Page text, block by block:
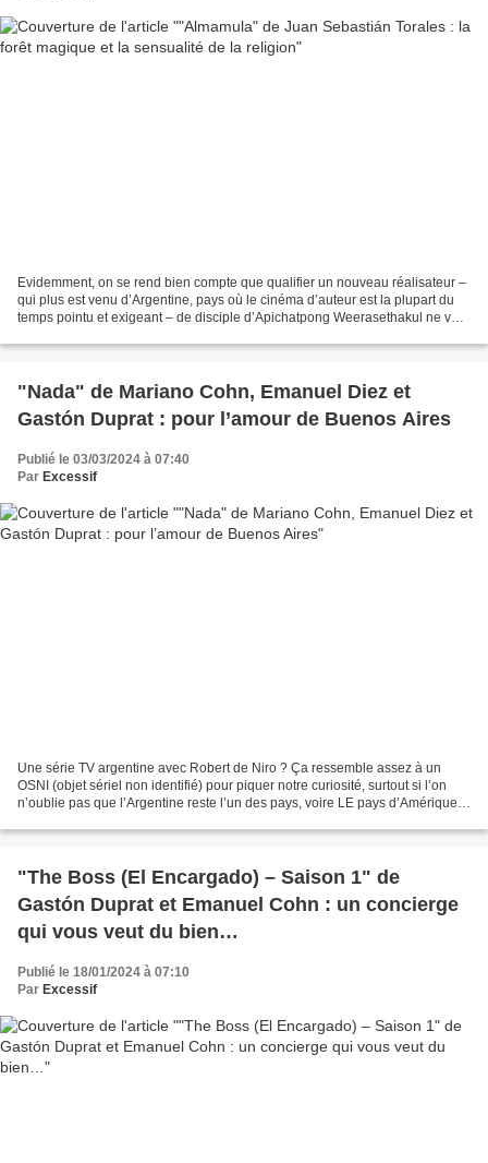
Evidemment, on se rend bien compte que qualifier un nouveau réalisateur –
qui plus est venu d’Argentine, pays où le cinéma d’auteur est la plupart du
temps pointu et exigeant – de disciple d’Apichatpong Weerasethakul ne va
"Nada" de Mariano Cohn, Emanuel Diez et
Gastón Duprat : pour l’amour de Buenos Aires
Publié le 03/03/2024 à 07:40
Par Excessif
Une série TV argentine avec Robert de Niro ? Ça ressemble assez à un
OSNI (objet sériel non identifié) pour piquer notre curiosité, surtout si l’on
n’oublie pas que l’Argentine reste l’un des pays, voire LE pays d’Amérique
"The Boss (El Encargado) – Saison 1" de
Gastón Duprat et Emanuel Cohn : un concierge
qui vous veut du bien…
Publié le 18/01/2024 à 07:10
Par Excessif